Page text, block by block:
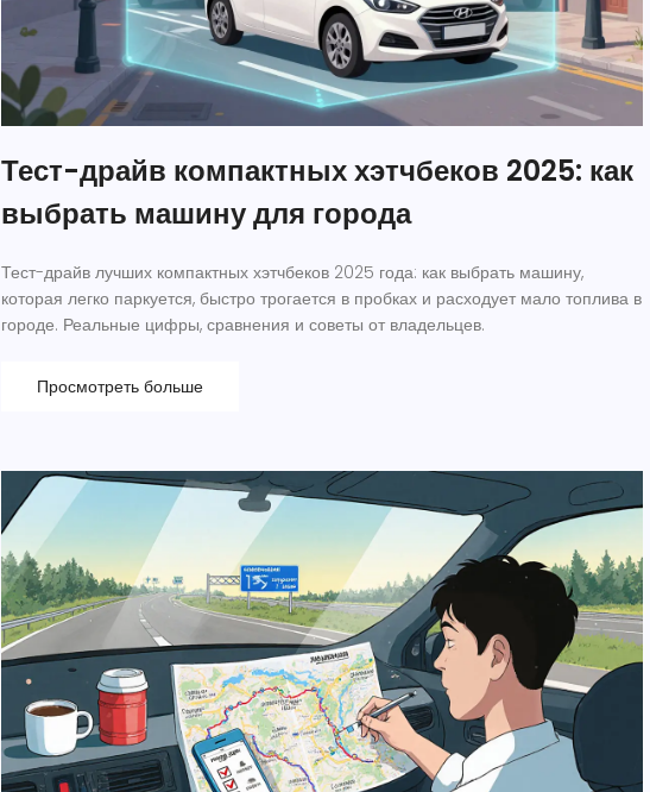
Тест-драйв компактных хэтчбеков 2025: как
выбрать машину для города
Тест-драйв лучших компактных хэтчбеков 2025 года: как выбрать машину,
которая легко паркуется, быстро трогается в пробках и расходует мало топлива в
городе. Реальные цифры, сравнения и советы от владельцев.
Просмотреть больше